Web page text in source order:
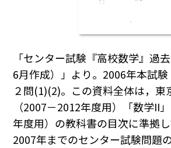
「センター試験『高校数学』過
6月作成）」より。2006年本試
２問(1)(2)。この資料全体は，東
（2007－2012年度用）「数学II
年度用）の教科書の目次に準拠
2007年までのセンター試験問題